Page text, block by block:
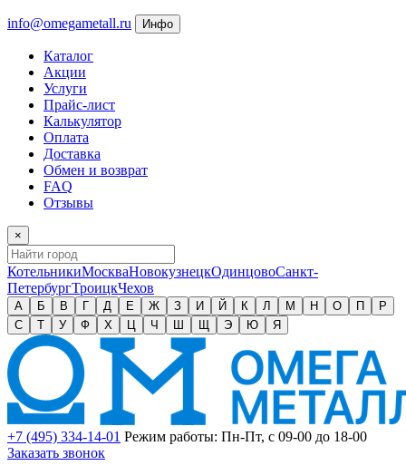
info@omegametall.ru Инфо
Каталог
Акции
Услуги
Прайс-лист
Калькулятор
Оплата
Доставка
Обмен и возврат
FAQ
Отзывы
×
КотельникиМоскваНовокузнецкОдинцовоСанкт-
ПетербургТроицкЧехов
А Б В Г Д Е Ж З И Й К Л М Н О П
Р
С
Т У Ф Х Ц Ч Ш Щ Э Ю Я
+7 (495) 334-14-01 Режим работы: Пн-Пт, с 09-00 до 18-00
Заказать звонок